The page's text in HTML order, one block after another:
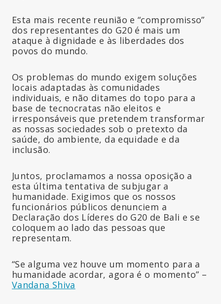
Esta mais recente reunião e “compromisso”
dos representantes do G20 é mais um
ataque à dignidade e às liberdades dos
povos do mundo.
Os problemas do mundo exigem soluções
locais adaptadas às comunidades
individuais, e não ditames do topo para a
base de tecnocratas não eleitos e
irresponsáveis que pretendem transformar
as nossas sociedades sob o pretexto da
saúde, do ambiente, da equidade e da
inclusão.
Juntos, proclamamos a nossa oposição a
esta última tentativa de subjugar a
humanidade. Exigimos que os nossos
funcionários públicos denunciem a
Declaração dos Líderes do G20 de Bali e se
coloquem ao lado das pessoas que
representam.
“Se alguma vez houve um momento para a
humanidade acordar, agora é o momento” –
Vandana Shiva